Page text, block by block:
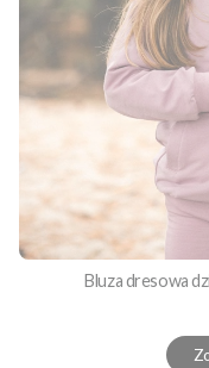
Bluza dresowa